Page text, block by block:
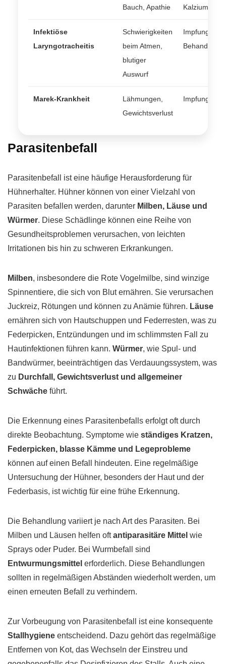
Bauch, Apathie
Infektiöse
Laryngotracheitis
Schwierigkeiten
beim Atmen,
blutiger
Auswurf
Impfung,
Marek-Krankheit
Lähmungen,
Gewichtsverlust
Impfung,
Parasitenbefall
Parasitenbefall ist eine häufige Herausforderung für
Hühnerhalter. Hühner können von einer Vielzahl von
Parasiten befallen werden, darunter Milben, Läuse und
Würmer. Diese Schädlinge können eine Reihe von
Gesundheitsproblemen verursachen, von leichten
Irritationen bis hin zu schweren Erkrankungen.
Milben, insbesondere die Rote Vogelmilbe, sind winzige
Spinnentiere, die sich von Blut ernähren. Sie verursachen
Juckreiz, Rötungen und können zu Anämie führen. Läuse
ernähren sich von Hautschuppen und Federresten, was zu
Federpicken, Entzündungen und im schlimmsten Fall zu
Hautinfektionen führen kann. Würmer, wie Spul- und
Bandwürmer, beeinträchtigen das Verdauungssystem, was
zu Durchfall, Gewichtsverlust und allgemeiner
Schwäche führt.
Die Erkennung eines Parasitenbefalls erfolgt oft durch
direkte Beobachtung. Symptome wie ständiges Kratzen,
Federpicken, blasse Kämme und Legeprobleme
können auf einen Befall hindeuten. Eine regelmäßige
Untersuchung der Hühner, besonders der Haut und der
Federbasis, ist wichtig für eine frühe Erkennung.
Die Behandlung variiert je nach Art des Parasiten. Bei
Milben und Läusen helfen oftantiparasitäre Mittel wie
Sprays oder Puder. Bei Wurmbefall sind
Entwurmungsmittel erforderlich. Diese Behandlungen
sollten in regelmäßigen Abständen wiederholt werden, um
einen erneuten Befall zu verhindern.
Zur Vorbeugung von Parasitenbefall ist eine konsequente
Stallhygiene entscheidend. Dazu gehört das regelmäßige
Entfernen von Kot, das Wechseln der Einstreu und